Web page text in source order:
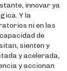
innovar ya
Y la
ni en las
de
sienten y
y acelerada,
y accionan